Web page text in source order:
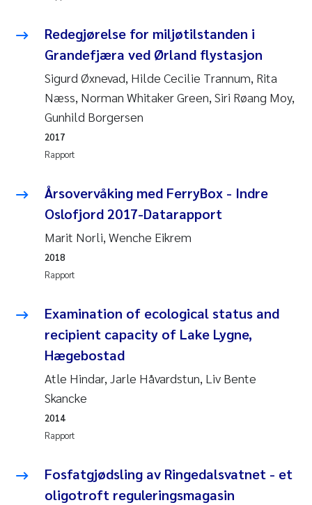
Roar Brænden
Merete Schøyen
Camilla With Fagerli
Lena Haugland Moen
Medyan Esam Ghareeb
Thorjørn Larssen
Svetlana Pakhomova
Li Xie
Susanne Jøntvedt Jørgensen
André Staalstrøm
Uta Brandt
Redegjørelse for miljøtilstanden i
Grandefjæra ved Ørland flystasjon
Sigurd Øxnevad, Hilde Cecilie Trannum, Rita
Næss, Norman Whitaker Green, Siri Røang Moy,
Gunhild Borgersen
Rapport
2017
Årsovervåking med FerryBox - Indre
Oslofjord 2017-Datarapport
Marit Norli, Wenche Eikrem
Rapport
2018
Examination of ecological status and
recipient capacity of Lake Lygne,
Hægebostad
Atle Hindar, Jarle Håvardstun, Liv Bente
Skancke
Rapport
2014
Fosfatgjødsling av Ringedalsvatnet - et
oligotroft reguleringsmagasin